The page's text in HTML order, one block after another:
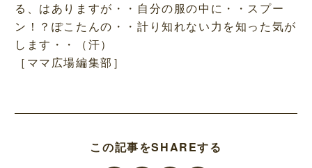
る、はありますが・・自分の服の中に・・スプー
ン！？ぽこたんの・・計り知れない力を知った気が
します・・（汗）
［ママ広場編集部］
この記事をSHAREする